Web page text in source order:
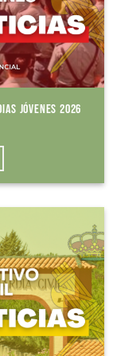
JÓVENES 2026